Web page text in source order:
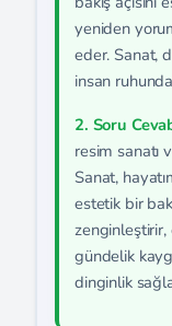
yeniden
eder. Sanat,
insan
2. Soru
resim sanatı
Sanat,
estetik bir
zenginleştirir,
gündelik
dinginlik